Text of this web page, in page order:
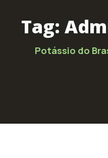
Tag:
Potássio do